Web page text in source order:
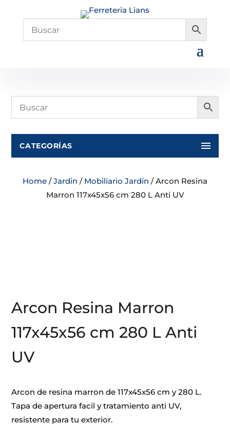
CATEGORÍAS
Home /Jardin / Mobiliario Jardín / Arcon Resina
Marron 117x45x56 cm 280 L Anti UV
Arcon Resina Marron
117x45x56 cm 280 L Anti
UV
Arcon de resina marron de 117x45x56 cm y 280 L.
Tapa de apertura facil y tratamiento anti UV,
resistente para tu exterior.